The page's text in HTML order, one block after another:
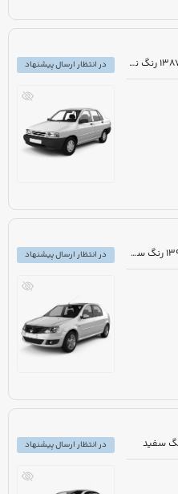
مزایده دولتی خودرو پراید صبا GLXi مدل 1387 رنگ نقره ای
در انتظار ارسال پیشنهاد
مزایده دولتی خودرو رنو پارس تندر مدل 1396 رنگ سفید
در انتظار ارسال پیشنهاد
در انتظار ارسال پیشنهاد